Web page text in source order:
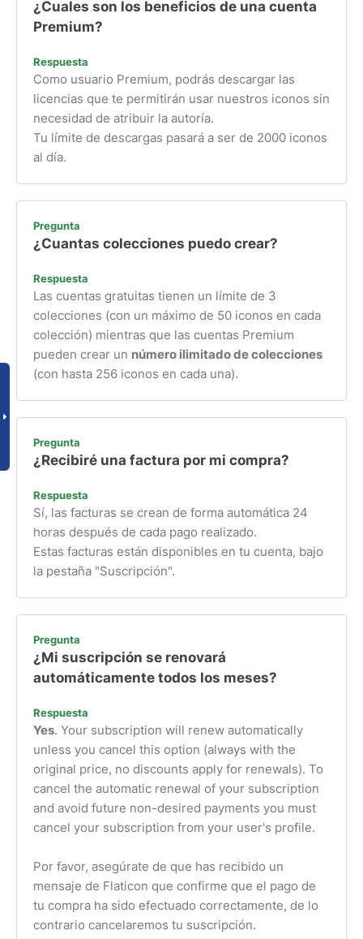
¿Cuales son los beneficios de una cuenta
Premium?
Respuesta
Como usuario Premium, podrás descargar las
licencias que te permitirán usar nuestros iconos sin
necesidad de atribuir la autoría.
Tu límite de descargas pasará a ser de 2000 iconos
al día.
Pregunta
¿Cuantas colecciones puedo crear?
Respuesta
Las cuentas gratuitas tienen un límite de 3
colecciones (con un máximo de 50 iconos en cada
colección) mientras que las cuentas Premium
pueden crear un número ilimitado de colecciones
(con hasta 256 iconos en cada una).
Pregunta
¿Recibiré una factura por mi compra?
Respuesta
Sí, las facturas se crean de forma automática 24
horas después de cada pago realizado.
Estas facturas están disponibles en tu cuenta, bajo
la pestaña "Suscripción".
Pregunta
¿Mi suscripción se renovará
automáticamente todos los meses?
Respuesta
Yes. Your subscription will renew automatically
unless you cancel this option (always with the
original price, no discounts apply for renewals). To
cancel the automatic renewal of your subscription
and avoid future non-desired payments you must
cancel your subscription from your user's profile.
Por favor, asegúrate de que has recibido un
mensaje de Flaticon que confirme que el pago de
tu compra ha sido efectuado correctamente, de lo
contrario cancelaremos tu suscripción.